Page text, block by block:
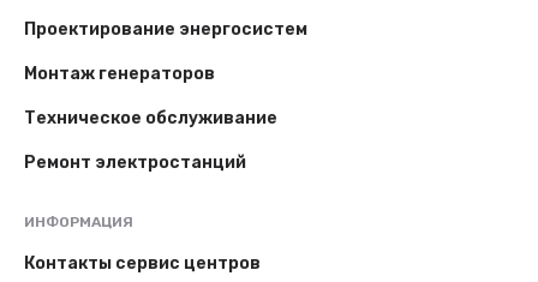
Проектирование энергосистем
Монтаж генераторов
Техническое обслуживание
Ремонт электростанций
ИНФОРМАЦИЯ
Контакты сервис центров